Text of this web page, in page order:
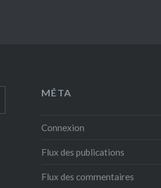
MÉTA
Connexion
Flux des publications
Flux des commentaires